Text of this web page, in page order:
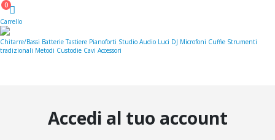
Cart
0
Carrello
Chitarre/Bassi Batterie Tastiere Pianoforti Studio Audio Luci DJ Microfoni Cuffie Strumenti
tradizionali Metodi Custodie Cavi Accessori
Accedi al tuo account